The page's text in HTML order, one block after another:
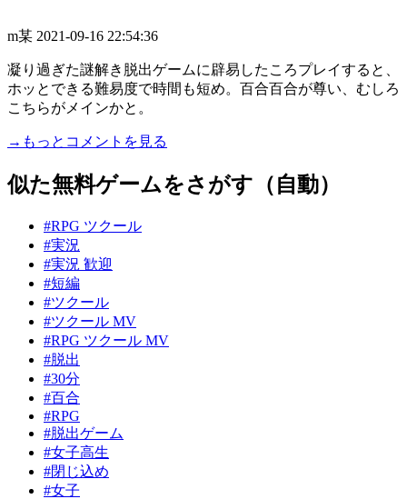
m某 2021-09-16 22:54:36
凝り過ぎた謎解き脱出ゲームに辟易したころプレイすると、
ホッとできる難易度で時間も短め。百合百合が尊い、むしろ
こちらがメインかと。
→もっとコメントを見る
似た無料ゲームをさがす（自動）
#RPG ツクール
#実況
#実況 歓迎
#短編
#ツクール
#ツクール MV
#RPG ツクール MV
#脱出
#30分
#百合
#RPG
#脱出ゲーム
#女子高生
#閉じ込め
#女子